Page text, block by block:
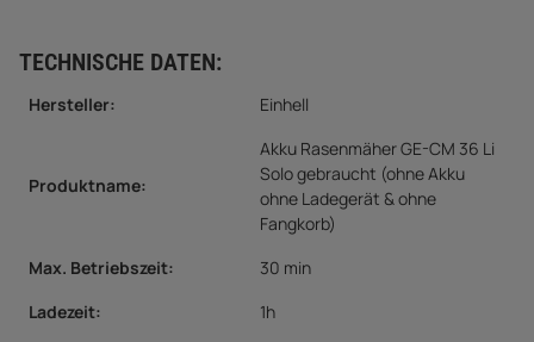
TECHNISCHE DATEN:
Hersteller: Einhell
Produktname:
Akku Rasenmäher GE-CM 36 Li
Solo gebraucht (ohne Akku
ohne Ladegerät & ohne
Fangkorb)
Max. Betriebszeit:
30 min
Ladezeit:
1h